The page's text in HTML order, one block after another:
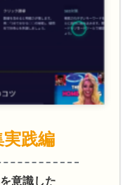
践編
意識した